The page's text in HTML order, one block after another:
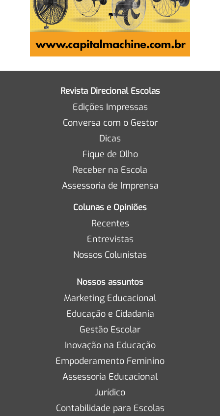
Revista Direcional Escolas
Edições Impressas
Conversa com o Gestor
Dicas
Fique de Olho
Receber na Escola
Assessoria de Imprensa
Colunas e Opiniões
Recentes
Entrevistas
Nossos Colunistas
Nossos assuntos
Marketing Educacional
Educação e Cidadania
Gestão Escolar
Inovação na Educação
Empoderamento Feminino
Assessoria Educacional
Jurídico
Contabilidade para Escolas